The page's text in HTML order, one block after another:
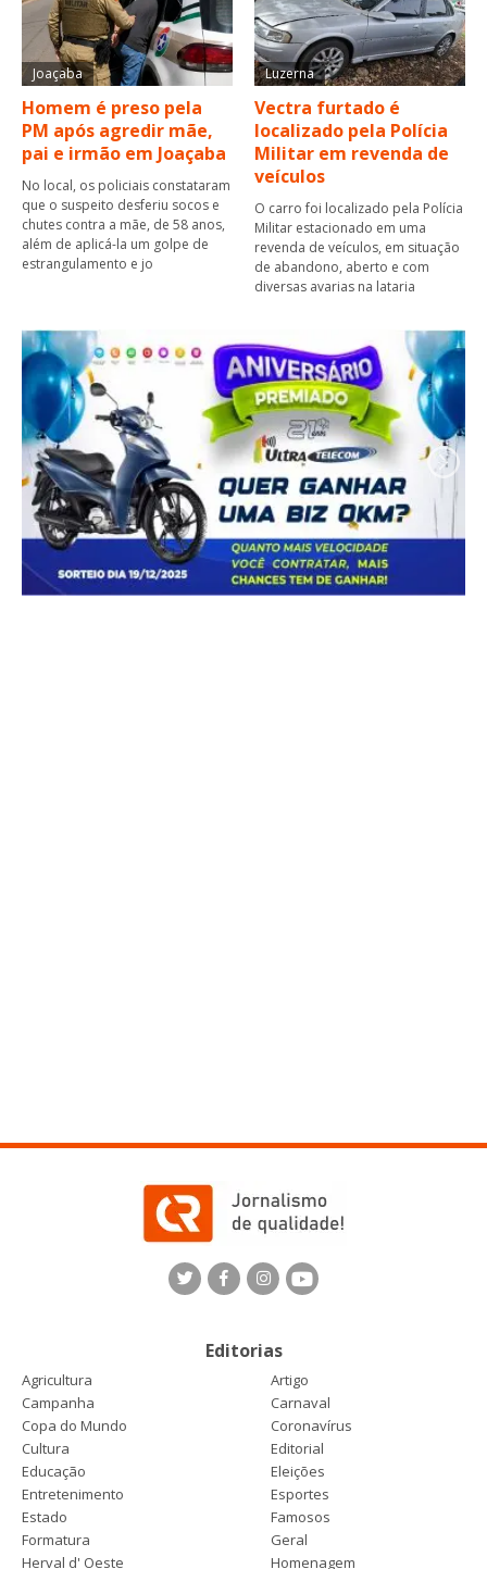
Joaçaba
Homem é preso pela
PM após agredir mãe,
pai e irmão em Joaçaba
No local, os policiais constataram
que o suspeito desferiu socos e
chutes contra a mãe, de 58 anos,
além de aplicá-la um golpe de
estrangulamento e jo
Luzerna
Vectra furtado é
localizado pela Polícia
Militar em revenda de
veículos
O carro foi localizado pela Polícia
Militar estacionado em uma
revenda de veículos, em situação
de abandono, aberto e com
diversas avarias na lataria
Editorias
Agricultura
Artigo
Campanha
Carnaval
Copa do Mundo
Coronavírus
Cultura
Editorial
Educação
Eleições
Entretenimento
Esportes
Estado
Famosos
Formatura
Geral
Herval d' Oeste
Homenagem